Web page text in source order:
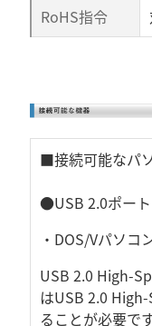
RoHS指令
■接続可能なパ
●USB 2.0ポー
・DOS/Vパソコ
USB 2.0 High-
はUSB 2.0
ることが必要で